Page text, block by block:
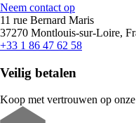
Neem contact op
11 rue Bernard Maris
37270 Montlouis-sur-Loire,
+33 1 86 47 62 58
Veilig betalen
Koop met vertrouwen op